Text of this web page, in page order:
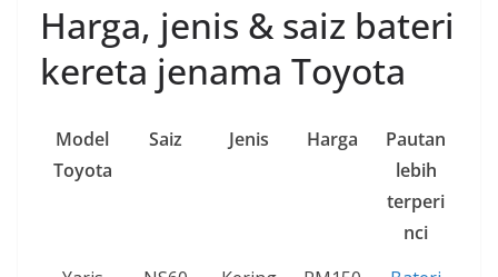
Harga, jenis & saiz bateri
kereta jenama Toyota
Model
Toyota
Saiz Jenis Harga
Pautan
lebih
terperi
nci